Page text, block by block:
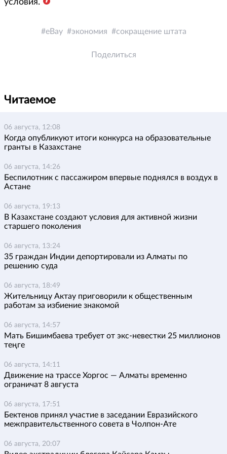
условия.
eBay экономия сокращение штата
Поделиться
Читаемое
06 августа, 12:08
Когда опубликуют итоги конкурса на образовательные
гранты в Казахстане
06 августа, 14:26
Беспилотник с пассажиром впервые поднялся в воздух в
Астане
06 августа, 19:13
В Казахстане создают условия для активной жизни
старшего поколения
06 августа, 13:24
35 граждан Индии депортировали из Алматы по
решению суда
06 августа, 18:49
Жительницу Актау приговорили к общественным
работам за избиение знакомой
06 августа, 14:57
Мать Бишимбаева требует от экс-невестки 25 миллионов
теңге
06 августа, 14:11
Движение на трассе Хоргос — Алматы временно
ограничат 8 августа
06 августа, 17:51
Бектенов принял участие в заседании Евразийского
межправительственного совета в Чолпон-Ате
06 августа, 20:07